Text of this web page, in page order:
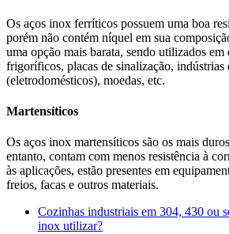
Os aços inox ferríticos possuem uma boa
porém não contém níquel em sua
uma opção mais barata, sendo utilizados em
frigoríficos, placas de sinalização, indústrias
(eletrodomésticos), moedas, etc.
Martensíticos
Os aços inox martensíticos são os mais
entanto, contam com menos resistência à
às aplicações, estão presentes em
freios, facas e outros materiais.
Cozinhas industriais em 304, 430 ou
inox utilizar?